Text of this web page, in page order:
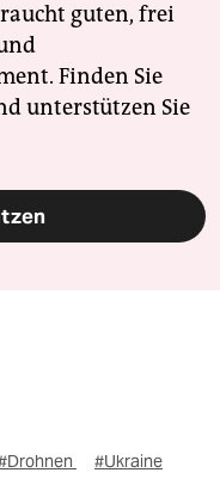
guten, frei
Finden Sie
unterstützen Sie
#Ukraine